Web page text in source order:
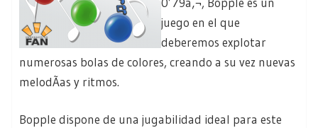
juego en el que
deberemos explotar
numerosas bolas de colores, creando a su vez nuevas
melodÃ­as y ritmos.
Bopple dispone de una jugabilidad ideal para este